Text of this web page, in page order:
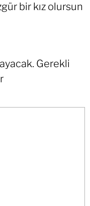
bir kız olursun
Gerekli